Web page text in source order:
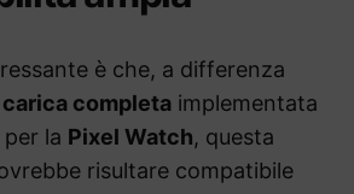
è che, a differenza
carica completa implementata
la Pixel Watch, questa
risultare compatibile